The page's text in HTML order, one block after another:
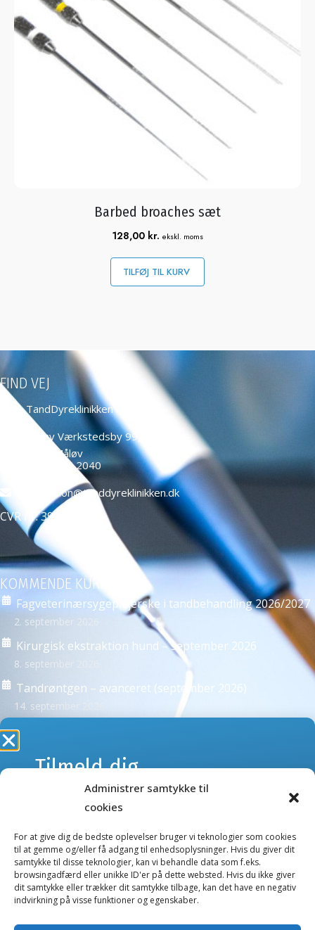
Administrer samtykke til
cookies
For at give dig de bedste oplevelser bruger vi teknologier som cookies
til at gemme og/eller få adgang til enhedsoplysninger. Hvis du giver dit
samtykke til disse teknologier, kan vi behandle data som f.eks.
browsingadfærd eller unikke ID'er på dette websted. Hvis du ikke giver
dit samtykke eller trækker dit samtykke tilbage, kan det have en negativ
indvirkning på visse funktioner og egenskaber.
Barbed broaches sæt
128,00 kr. ekskl. moms
TILFØJ TIL KURV
FIND VEJ
TandDyreklinikken ApS
Måløv Værkstedsby 99,
2760 Måløv
+45 4466 2040
education@tanddyreklinikken.dk
CVR nr: 39584271
KOMMENDE KURSER
Fagveterinærsygeplejerske i tandbehandling 2026/2027
2. september 2026
Kirurgisk ekstraktion hund – september 2026
8. september 2026
Tandrøntgen – avanceret (september 2026)
14. september 2026
NYHEDSBREVE
Tilmeld dig vores nyhedsbreve og få besked om kurser
eller nye produkter og tilbud i webshoppen.
Kurser nyhedsbrev
Webshop nyhedsbrev
Tilmeld dig
webshoppens
Gå ikke glip af nyheder og tilbud.
E-